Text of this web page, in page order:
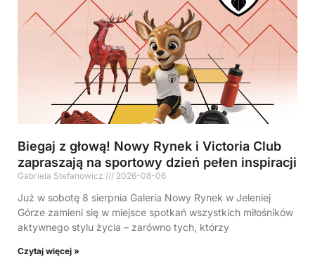
Biegaj z głową! Nowy Rynek i Victoria Club
zapraszają na sportowy dzień pełen inspiracji
Gabriela Stefanowicz 2026-08-06
Już w sobotę 8 sierpnia Galeria Nowy Rynek w Jeleniej
Górze zamieni się w miejsce spotkań wszystkich miłośników
aktywnego stylu życia – zarówno tych, którzy
Czytaj więcej »